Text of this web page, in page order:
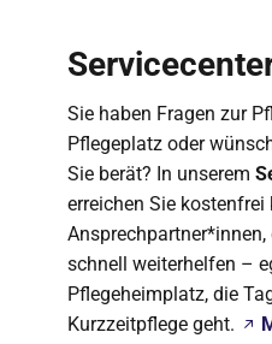
Sie haben Fragen zur
Pflegeplatz oder
Sie berät? In unserem
erreichen Sie kostenfrei
schnell weiterhelfen –
Pflegeheimplatz, die
Kurzzeitpflege geht.